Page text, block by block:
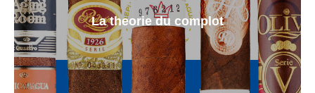
La theorie du complot